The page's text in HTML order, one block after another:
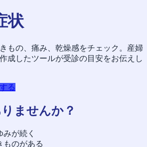
状
もの、痛み、乾燥感をチェック。産婦
成したツールが受診の目安をお伝えし
る
ませんか？
が続く
ものがある